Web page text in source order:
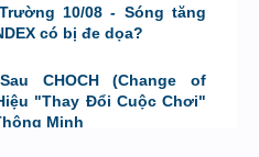
10/08 - Sóng tăng
có bị đe dọa?
CHOCH (Change of
"Thay Đổi Cuộc Chơi"
Minh